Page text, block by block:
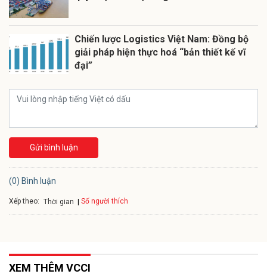
Chiến lược Logistics Việt Nam: Đồng bộ
giải pháp hiện thực hoá “bản thiết kế vĩ
đại”
Gửi bình luận
(0) Bình luận
Xếp theo: Thời gian Số người thích
XEM THÊM VCCI